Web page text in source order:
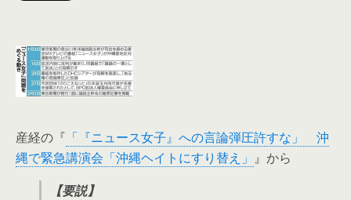
産経の『 「『ニュース女子』への言論弾圧許すな」 沖
縄で緊急講演会「沖縄ヘイトにすり替え」 』から
【要説】